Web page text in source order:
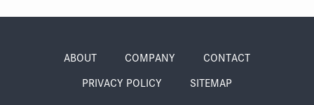
ABOUT COMPANY CONTACT
PRIVACY POLICY SITEMAP